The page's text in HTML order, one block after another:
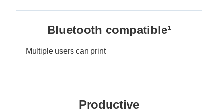
Bluetooth compatible¹
Multiple users can print
Productive